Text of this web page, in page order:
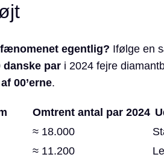
egentlig? Ifølge en
danske pari 2024 fejre
00’erne.
Omtrent antal par 2024
≈ 18.000
≈ 11.200